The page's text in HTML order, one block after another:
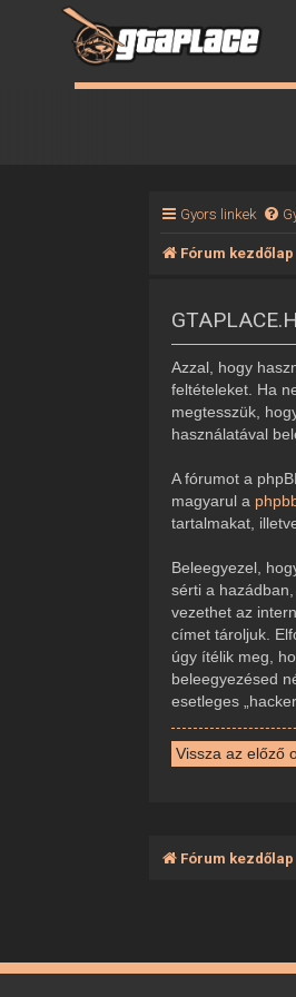
Gyors linkek
Fórum kezdőlap
Azzal, hogy
feltételeket. Ha
megtesszük,
használatával
A fórumot a
magyarul a
tartalmakat,
Beleegyezel,
sérti a
vezethet az
címet tároljuk.
úgy ítélik meg,
beleegyezésed
esetleges
Vissza az előző
Fórum kezdőlap